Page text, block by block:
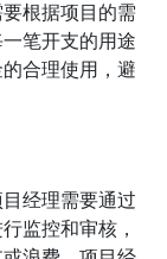
根据项目的需
笔开支的用途
合理使用，避
经理需要通过
监控和审核，